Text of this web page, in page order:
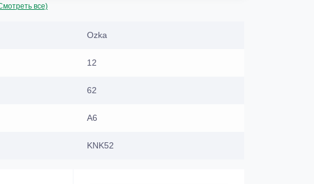
все)
Ozka
12
62
A6
KNK52